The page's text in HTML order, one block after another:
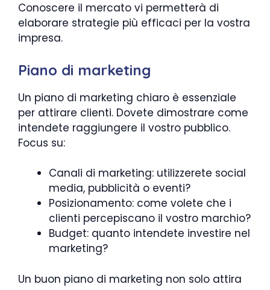
Conoscere il mercato vi permetterà di
elaborare strategie più efficaci per la vostra
impresa.
Piano di marketing
Un piano di marketing chiaro è essenziale
per attirare clienti. Dovete dimostrare come
intendete raggiungere il vostro pubblico.
Focus su:
Canali di marketing: utilizzerete social
media, pubblicità o eventi?
Posizionamento: come volete che i
clienti percepiscano il vostro marchio?
Budget: quanto intendete investire nel
marketing?
Un buon piano di marketing non solo attira